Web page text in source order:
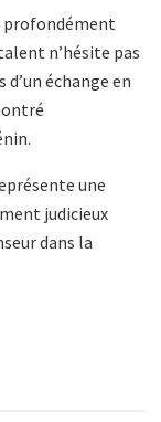
profondément
n’hésite pas
échange en
une
judicieux
dans la